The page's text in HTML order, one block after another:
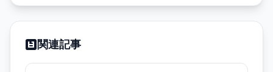
関連記事